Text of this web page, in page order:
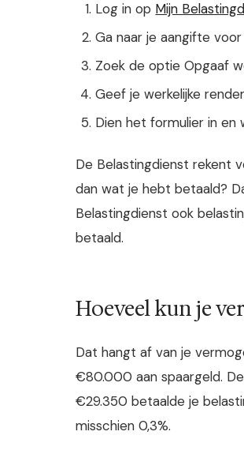
Log in op Mijn
Ga naar je aangifte
Zoek de optie Opgaaf
Geef je werkelijke
Dien het formulier in en
De Belastingdienst rekent
dan wat je hebt betaald?
Belastingdienst ook
betaald.
Hoeveel kun je
Dat hangt af van je
€80.000 aan spaargeld.
€29.350 betaalde je
misschien 0,3%.